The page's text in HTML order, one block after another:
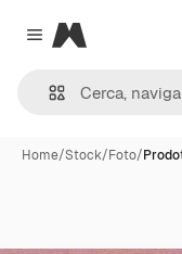
Close menu
Magnific
Home/Stock/Foto/